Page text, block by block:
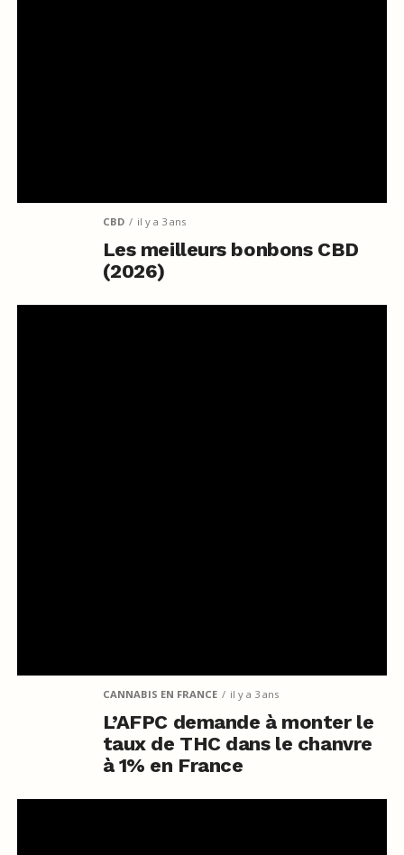
CBD il y a 3 ans
Les meilleurs bonbons CBD
(2026)
CANNABIS EN FRANCE il y a 3 ans
L’AFPC demande à monter le
taux de THC dans le chanvre
à 1% en France